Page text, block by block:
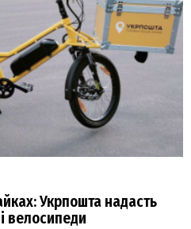
Укрпошта надасть
велосипеди